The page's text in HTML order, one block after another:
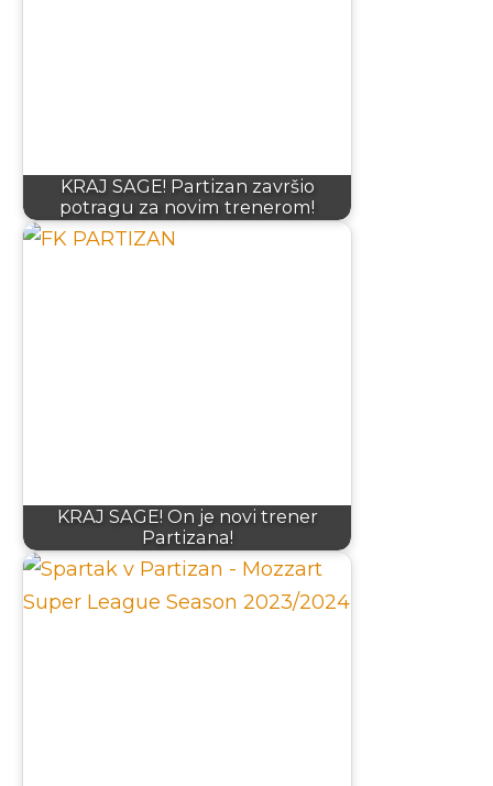
KRAJ SAGE! Partizan završio
potragu za novim trenerom!
KRAJ SAGE! On je novi trener
Partizana!